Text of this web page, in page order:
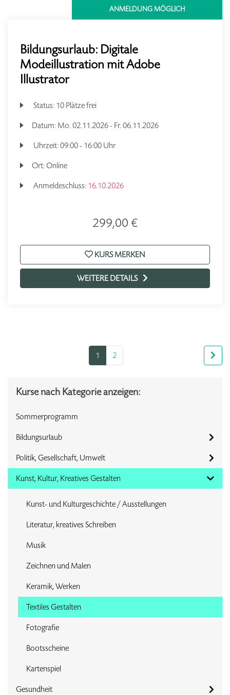
ANMELDUNG MÖGLICH
Bildungsurlaub: Digitale
Modeillustration mit Adobe
Illustrator
Status: 10 Plätze frei
Datum: Mo. 02.11.2026 - Fr. 06.11.2026
Uhrzeit:09:00 - 16:00 Uhr
Ort:Online
Anmeldeschluss: 16.10.2026
299,00 €
KURS MERKEN
WEITERE DETAILS
1 2
Kurse nach Kategorie anzeigen:
Sommerprogramm
Bildungsurlaub
Politik, Gesellschaft, Umwelt
Kunst, Kultur, Kreatives Gestalten
Kunst- und Kulturgeschichte / Ausstellungen
Literatur, kreatives Schreiben
Musik
Zeichnen und Malen
Keramik, Werken
Textiles Gestalten
Fotografie
Bootsscheine
Kartenspiel
Gesundheit